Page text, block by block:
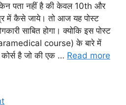
पता नहीं है की केवल 10th और
में कैसे जाये। तो आज यह पोस्ट
साबित होगा। क्योकि इस पोस्ट
course) के बारे में
कोर्स है जो की एक … Read more